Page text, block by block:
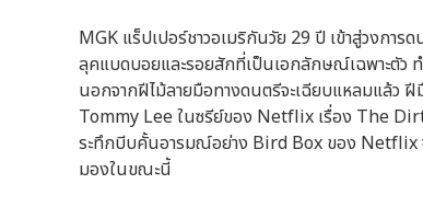
MGK แร็ปเปอร์ชาวอเมริกันวัย 29 ปี เข้าสู่วงก
ลุคแบดบอยและรอยสักที่เป็นเอกลักษณ์เฉพาะตัว ท
นอกจากฝีไม้ลายมือทางดนตรีจะเฉียบแหลมแล้ว
Tommy Lee ในซรีย์ของ Netflix เรื่อง The
ระทึกบีบคั้นอารมณ์อย่าง Bird Box ของ Netflix
มองในขณะนี้